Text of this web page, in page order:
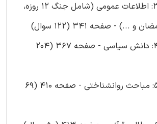
بخش 3: اطلاعات عمومی (شامل جنگ 12 روزه،
و ...) - صفحه 341 (122 سوال)
بخش 4: دانش سیاسی - صفحه 367 (204
بخش 5: مباحث روانشناختی - صفحه 410 (69